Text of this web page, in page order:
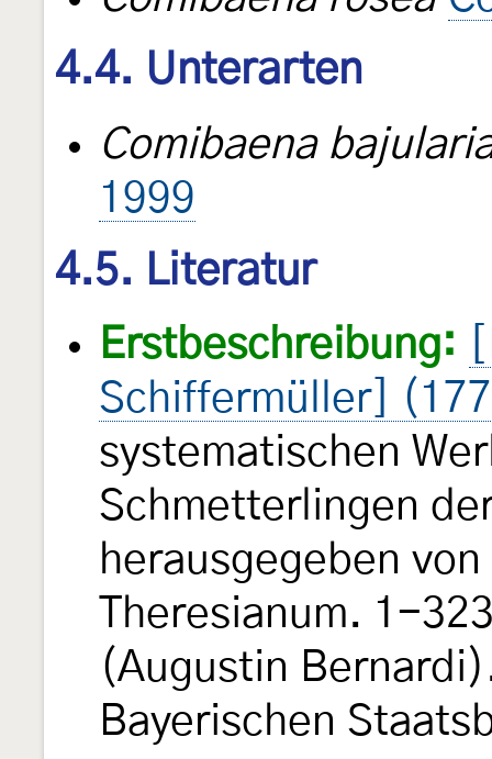
4.4. Unterarten
Comibaena
1999
4.5. Literatur
Erstbeschreibung:
Schiffermüller]
systematischen
Schmetterlingen
herausgegeben
Theresianum. 1-
(Augustin
Bayerischen